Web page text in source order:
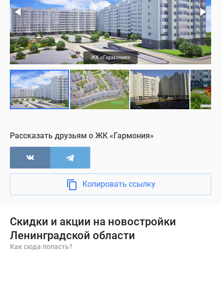
ЖК «Гармония»
Рассказать друзьям о ЖК «Гармония»
Копировать ссылку
Скидки и акции на новостройки
Ленинградской области
Как сюда попасть?